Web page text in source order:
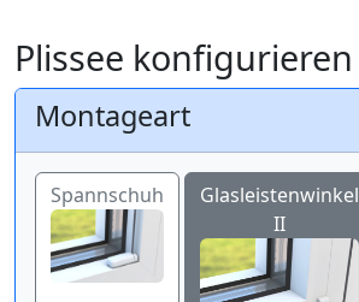
Plissee konfigurieren
Montageart
Spannschuh
Glasleistenwinkel
II